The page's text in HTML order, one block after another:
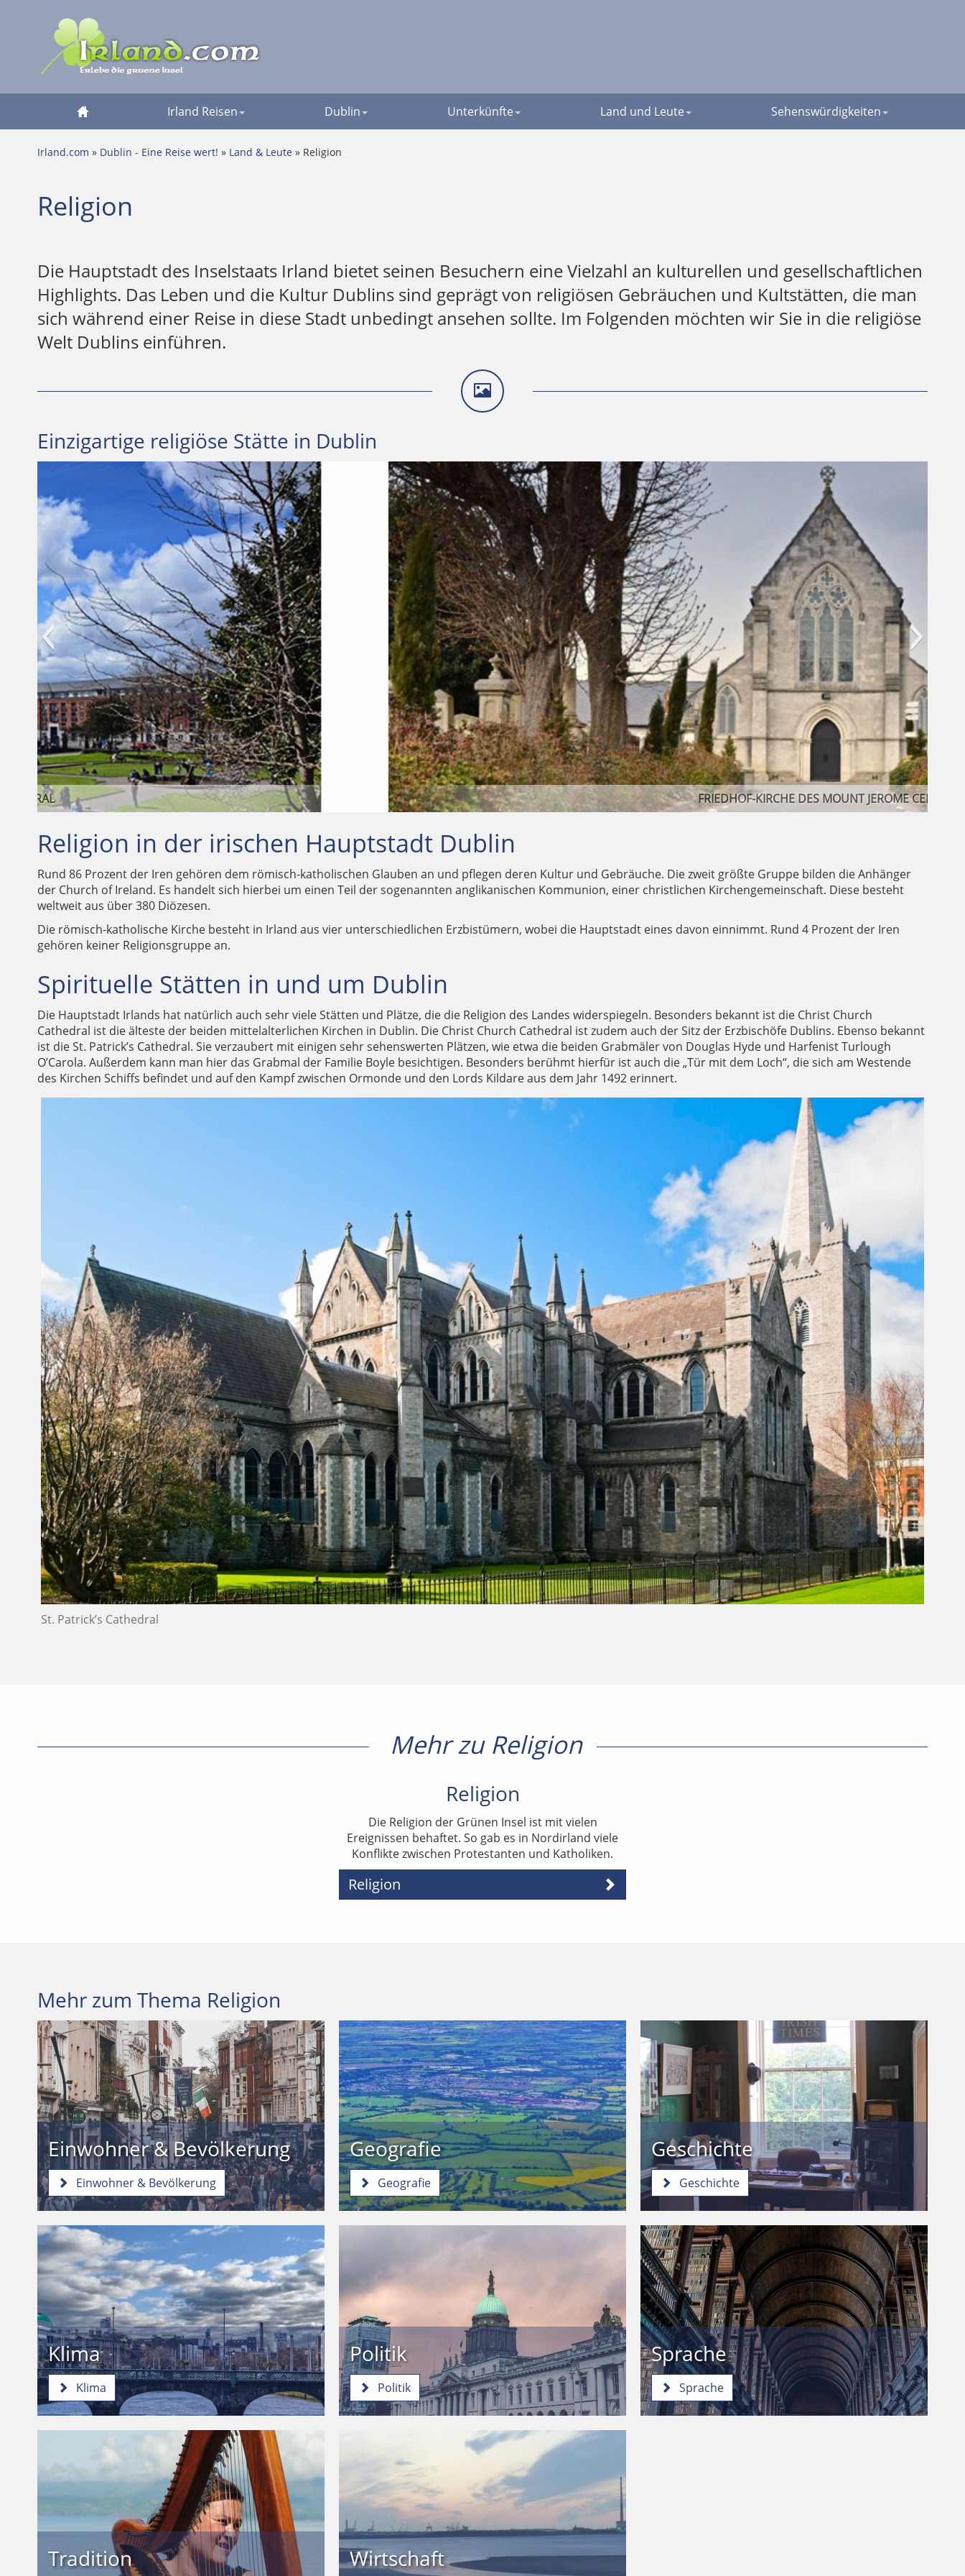
Irland Reisen Dublin Unterkünfte Land und Leute Sehenswürdigkeiten
Irland.com » Dublin - Eine Reise wert! » Land & Leute » Religion
Religion
Die Hauptstadt des Inselstaats Irland bietet seinen Besuchern eine Vielzahl an kulturellen und gesellschaftlichen
Highlights. Das Leben und die Kultur Dublins sind geprägt von religiösen Gebräuchen und Kultstätten, die man
sich während einer Reise in diese Stadt unbedingt ansehen sollte. Im Folgenden möchten wir Sie in die religiöse
Welt Dublins einführen.
Einzigartige religiöse Stätte in Dublin
FRIEDHOF-KIRCHE DES MOUNT JEROME CEMETERY
Religion in der irischen Hauptstadt Dublin
Rund 86 Prozent der Iren gehören dem römisch-katholischen Glauben an und pflegen deren Kultur und Gebräuche. Die zweit größte Gruppe bilden die Anhänger
der Church of Ireland. Es handelt sich hierbei um einen Teil der sogenannten anglikanischen Kommunion, einer christlichen Kirchengemeinschaft. Diese besteht
weltweit aus über 380 Diözesen.
Die römisch-katholische Kirche besteht in Irland aus vier unterschiedlichen Erzbistümern, wobei die Hauptstadt eines davon einnimmt. Rund 4 Prozent der Iren
gehören keiner Religionsgruppe an.
Spirituelle Stätten in und um Dublin
Die Hauptstadt Irlands hat natürlich auch sehr viele Stätten und Plätze, die die Religion des Landes widerspiegeln. Besonders bekannt ist die Christ Church
Cathedral ist die älteste der beiden mittelalterlichen Kirchen in Dublin. Die Christ Church Cathedral ist zudem auch der Sitz der Erzbischöfe Dublins. Ebenso bekannt
ist die St. Patrick’s Cathedral. Sie verzaubert mit einigen sehr sehenswerten Plätzen, wie etwa die beiden Grabmäler von Douglas Hyde und Harfenist Turlough
O’Carola. Außerdem kann man hier das Grabmal der Familie Boyle besichtigen. Besonders berühmt hierfür ist auch die „Tür mit dem Loch“, die sich am Westende
des Kirchen Schiffs befindet und auf den Kampf zwischen Ormonde und den Lords Kildare aus dem Jahr 1492 erinnert.
St. Patrick’s Cathedral
Mehr zu Religion
Religion
Die Religion der Grünen Insel ist mit vielen
Ereignissen behaftet. So gab es in Nordirland viele
Konflikte zwischen Protestanten und Katholiken.
Religion
Mehr zum Thema Religion
Einwohner & Bevölkerung
Einwohner & Bevölkerung
Geografie
Geografie
Geschichte
Geschichte
Klima
Klima
Politik
Politik
Sprache
Sprache
Tradition Wirtschaft